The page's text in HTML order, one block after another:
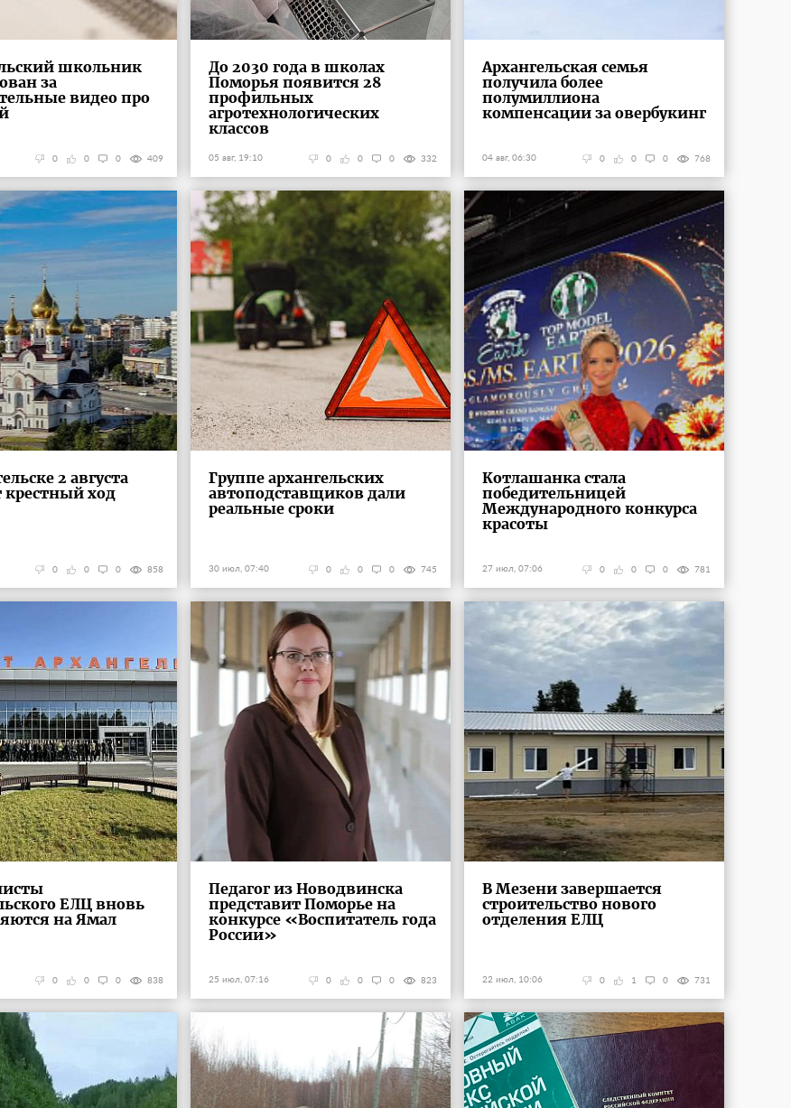
школьник
за
видео про
409
0
0
0
До 2030 года в школах
Поморья появится 28
профильных
агротехнологических
классов
05 авг, 19:10 332
0
0
0
Архангельская семья
получила более
полумиллиона
компенсации за овербукинг
04 авг, 06:30 768
0
0
0
2 августа
крестный ход
858
0
0
0
Группе архангельских
автоподставщиков дали
реальные сроки
30 июл, 07:40 745
0
0
0
Котлашанка стала
победительницей
Международного конкурса
красоты
27 июл, 07:06 781
0
0
0
ЕЛЦ вновь
на Ямал
838
0
0
0
Педагог из Новодвинска
представит Поморье на
конкурсе «Воспитатель года
России»
25 июл, 07:16 823
0
0
0
В Мезени завершается
строительство нового
отделения ЕЛЦ
22 июл, 10:06 731
0
1
0